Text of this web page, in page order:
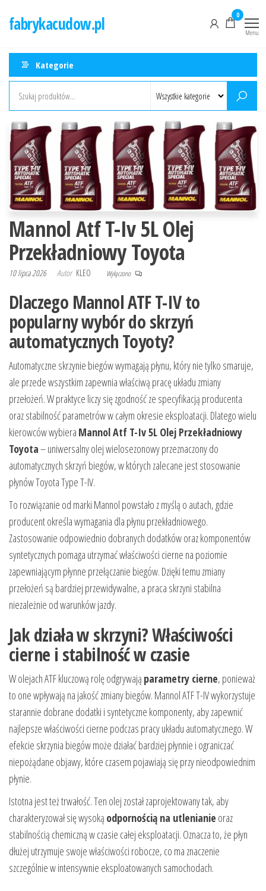
fabrykacudow.pl 0
Menu
Kategorie
Mannol Atf T-Iv 5L Olej
Przekładniowy Toyota
10 lipca 2026 Autor KLEO Wyłączono
Dlaczego Mannol ATF T-IV to
popularny wybór do skrzyń
automatycznych Toyoty?
Automatyczne skrzynie biegów wymagają płynu, który nie tylko smaruje,
ale przede wszystkim zapewnia właściwą pracę układu zmiany
przełożeń. W praktyce liczy się zgodność ze specyfikacją producenta
oraz stabilność parametrów w całym okresie eksploatacji. Dlatego wielu
kierowców wybiera Mannol Atf T-Iv 5L Olej Przekładniowy
Toyota– uniwersalny olej wielosezonowy przeznaczony do
automatycznych skrzyń biegów, w których zalecane jest stosowanie
płynów Toyota Type T-IV.
To rozwiązanie od marki Mannol powstało z myślą o autach, gdzie
producent określa wymagania dla płynu przekładniowego.
Zastosowanie odpowiednio dobranych dodatków oraz komponentów
syntetycznych pomaga utrzymać właściwości cierne na poziomie
zapewniającym płynne przełączanie biegów. Dzięki temu zmiany
przełożeń są bardziej przewidywalne, a praca skrzyni stabilna
niezależnie od warunków jazdy.
Jak działa w skrzyni? Właściwości
cierne i stabilność w czasie
W olejach ATF kluczową rolę odgrywają parametry cierne, ponieważ
to one wpływają na jakość zmiany biegów. Mannol ATF T-IV wykorzystuje
starannie dobrane dodatki i syntetyczne komponenty, aby zapewnić
najlepsze właściwości cierne podczas pracy układu automatycznego. W
efekcie skrzynia biegów może działać bardziej płynnie i ograniczać
niepożądane objawy, które czasem pojawiają się przy nieodpowiednim
płynie.
Istotna jest też trwałość. Ten olej został zaprojektowany tak, aby
charakteryzował się wysoką odpornością na utlenianie oraz
stabilnością chemiczną w czasie całej eksploatacji. Oznacza to, że płyn
dłużej utrzymuje swoje właściwości robocze, co ma znaczenie
szczególnie w intensywnie eksploatowanych samochodach.